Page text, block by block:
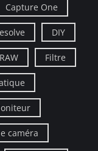
Capture One
DIY
Filtre
caméra